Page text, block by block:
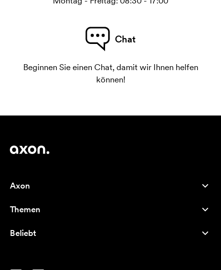
Chat
Beginnen Sie einen Chat, damit wir Ihnen helfen
können!
Axon
Über uns
Careers
Themen
Bestseller
Beliebt